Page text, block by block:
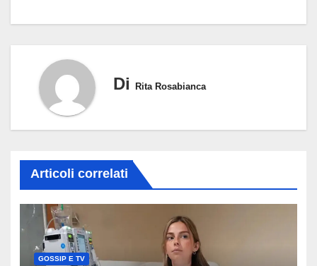
Di Rita Rosabianca
Articoli correlati
GOSSIP E TV